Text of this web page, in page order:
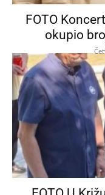
FOTO
okupio